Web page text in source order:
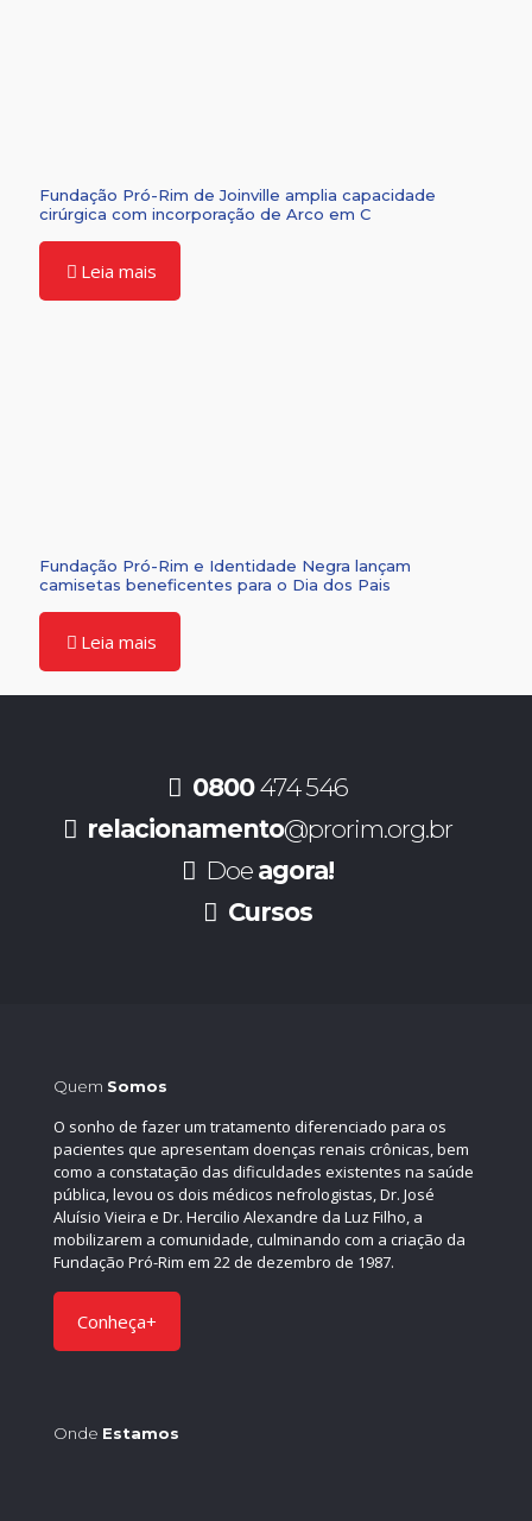
Fundação Pró-Rim de Joinville amplia capacidade
cirúrgica com incorporação de Arco em C
Leia mais
Fundação Pró-Rim e Identidade Negra lançam
camisetas beneficentes para o Dia dos Pais
Leia mais
0800474 546
relacionamento@prorim.org.br
Doe agora!
Cursos
Quem Somos
O sonho de fazer um tratamento diferenciado para os
pacientes que apresentam doenças renais crônicas, bem
como a constatação das dificuldades existentes na saúde
pública, levou os dois médicos nefrologistas, Dr. José
Aluísio Vieira e Dr. Hercilio Alexandre da Luz Filho, a
mobilizarem a comunidade, culminando com a criação da
Fundação Pró-Rim em 22 de dezembro de 1987.
Conheça+
Onde Estamos